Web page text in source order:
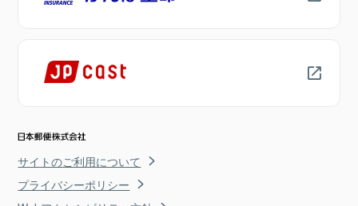
サイトのご利用について
プライバシーポリシー